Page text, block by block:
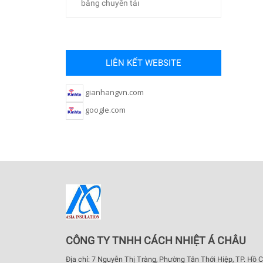
băng chuyền tảı
LIÊN KẾT WEBSITE
gianhangvn.com
google.com
CÔNG TY TNHH CÁCH NHIỆT Á CHÂU
Địa chỉ: 7 Nguyễn Thị Tràng, Phường Tân Thới Hiệp, TP. Hồ